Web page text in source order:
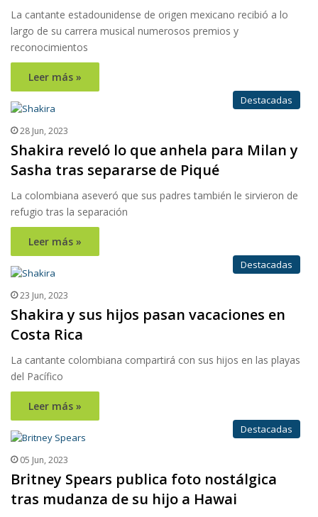
La cantante estadounidense de origen mexicano recibió a lo
largo de su carrera musical numerosos premios y
reconocimientos
Leer más »
Destacadas
28 Jun, 2023
Shakira reveló lo que anhela para Milan y
Sasha tras separarse de Piqué
La colombiana aseveró que sus padres también le sirvieron de
refugio tras la separación
Leer más »
Destacadas
23 Jun, 2023
Shakira y sus hijos pasan vacaciones en
Costa Rica
La cantante colombiana compartirá con sus hijos en las playas
del Pacífico
Leer más »
Destacadas
05 Jun, 2023
Britney Spears publica foto nostálgica
tras mudanza de su hijo a Hawai